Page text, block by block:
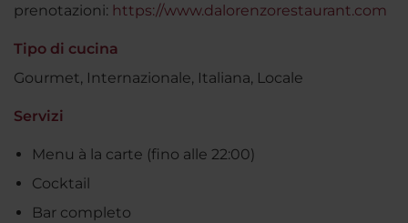
prenotazioni: https://www.dalorenzorestaurant.com
Tipo di cucina
Gourmet, Internazionale, Italiana, Locale
Servizi
Menu à la carte (fino alle 22:00)
Cocktail
Bar completo